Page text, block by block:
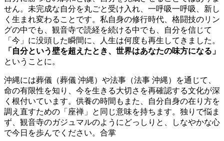
せん。未完成な自分を丸ごと受け入れ、一呼吸一呼吸、新し
く生まれ変わることです。私自身の修行時代、格闘技のリン
グの中でも、観音寺で読経を続ける中でも、自分を信じて
「今」に没頭した瞬間に、人生は何度も再生してきました。
「自分という壁を超えたとき、世界はあなたの味方になる」
ということに。
沖縄には葬儀（葬儀 沖縄）や法事（法事 沖縄）を通じて、
命の有限性を知り、今を生きる大切さを再確認する文化が深
く根付いています。供養の時間もまた、自分自身の在り方を
調え直すための「座禅」と同じ意味を持ちます。独りで悩ま
ず、観音寺のガジュマルのようにどっしりと、しなやかな心
で今日を歩んでください。合掌